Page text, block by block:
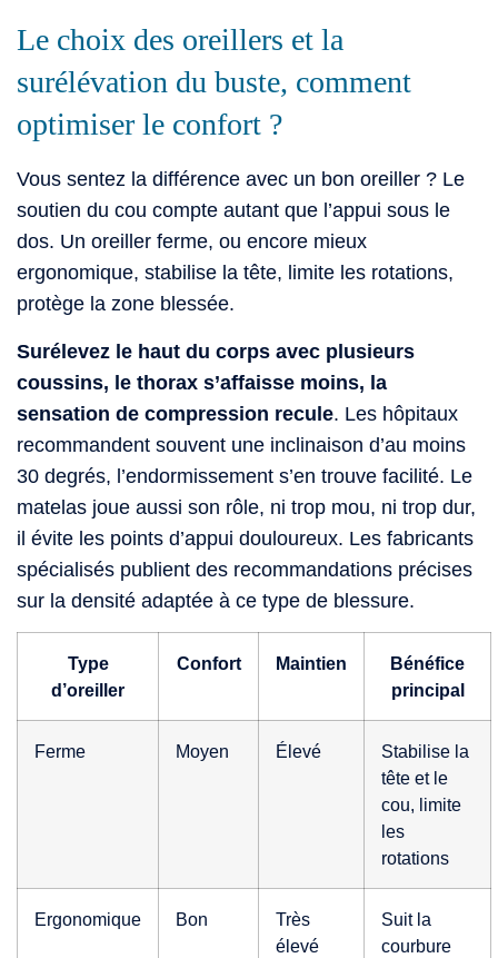
Le choix des oreillers et la
surélévation du buste, comment
optimiser le confort ?
Vous sentez la différence avec un bon oreiller ? Le
soutien du cou compte autant que l’appui sous le
dos. Un oreiller ferme, ou encore mieux
ergonomique, stabilise la tête, limite les rotations,
protège la zone blessée.
Surélevez le haut du corps avec plusieurs
coussins, le thorax s’affaisse moins, la
sensation de compression recule. Les hôpitaux
recommandent souvent une inclinaison d’au moins
30 degrés, l’endormissement s’en trouve facilité. Le
matelas joue aussi son rôle, ni trop mou, ni trop dur,
il évite les points d’appui douloureux. Les fabricants
spécialisés publient des recommandations précises
sur la densité adaptée à ce type de blessure.
Type
d’oreiller
Confort Maintien
Bénéfice
principal
Ferme Moyen Élevé
Stabilise la
tête et le
cou, limite
les
rotations
Ergonomique Bon
Très
élevé
Suit la
courbure